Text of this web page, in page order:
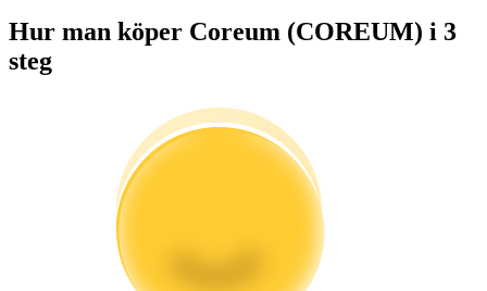
Big data-analys inklusive handelsinformation, etc.
Hur man köper Coreum (COREUM) i 3
steg